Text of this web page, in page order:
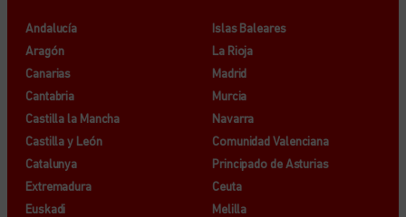
Andalucía
Aragón
Canarias
Cantabria
Castilla la Mancha
Castilla y León
Catalunya
Extremadura
Euskadi
Islas Baleares
La Rioja
Madrid
Murcia
Navarra
Comunidad Valenciana
Principado de Asturias
Ceuta
Melilla